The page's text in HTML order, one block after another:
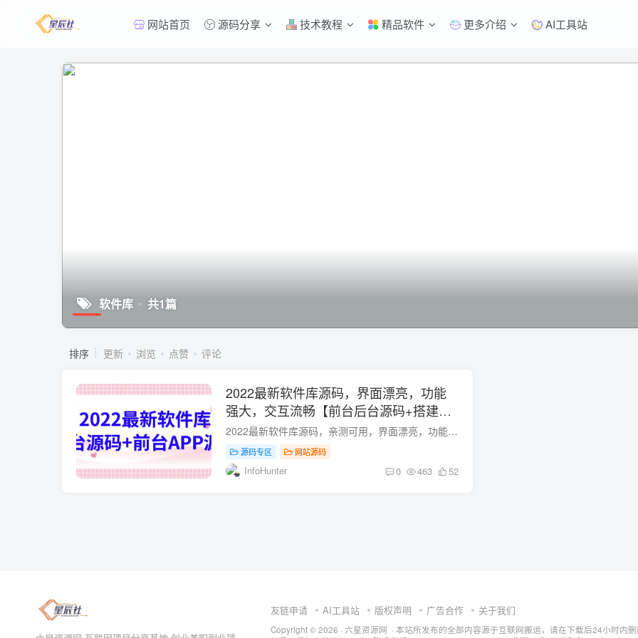
网站首页 源码分享 技术教程 精品软件 更多介绍 AI工具站
软件库 共1篇
排序 更新 浏览 点赞 评论
2022最新软件库源码，界面漂亮，功能
强大，交互流畅【前台后台源码+搭建视
频教程】
2022最新软件库源码，亲测可用，界面漂亮，功能强大。具体可以看一下下方的成品截图展示，我觉得是很好看的，用起 […]
源码专区 网站源码
InfoHunter 0 463 52
友链申请 AI工具站 版权声明 广告合作 关于我们
Copyright © 2026 · 六星资源网 · 本站所发布的全部内容源于互联网搬运，请在下载后24小时内